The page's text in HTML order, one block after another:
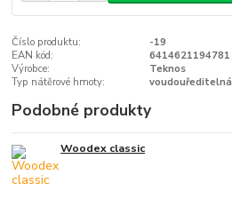
Číslo produktu:
-19
EAN kód:
6414621194781
Výrobce:
Teknos
Typ nátěrové hmoty:
voudouředitelná
Podobné produkty
Woodex classic